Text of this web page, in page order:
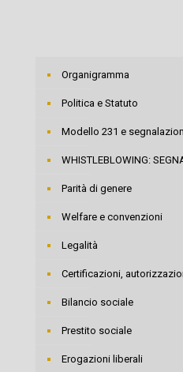
Organigramma
Politica e Statuto
Modello 231 e
WHISTLEBLOWING:
Parità di genere
Welfare e convenzioni
Legalità
Certificazioni,
Bilancio sociale
Prestito sociale
Erogazioni liberali